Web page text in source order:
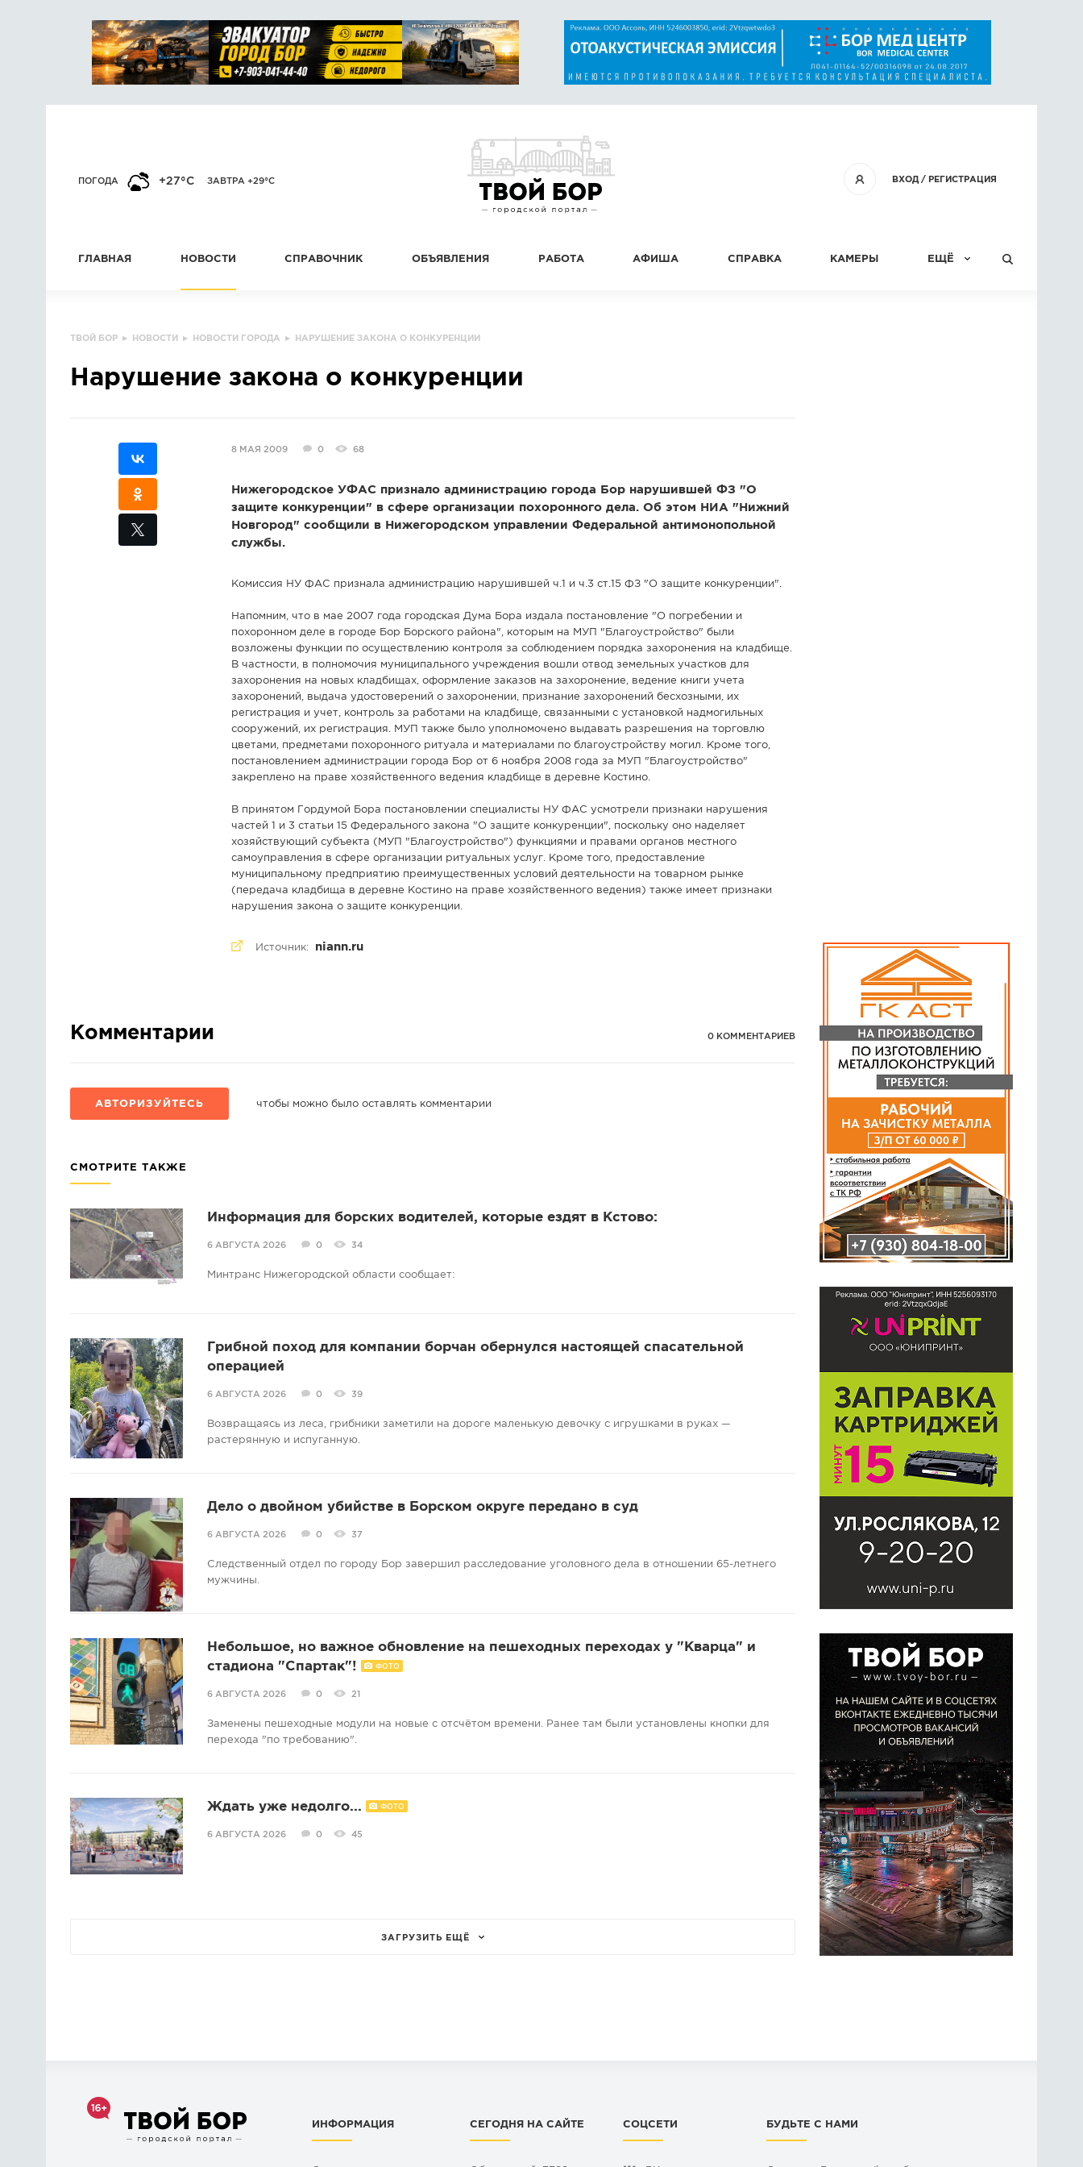
ВХОД/ РЕГИСТРАЦИЯ
ПОГОДА +27°C ЗАВТРА +29°C
ГЛАВНАЯ НОВОСТИ СПРАВОЧНИК ОБЪЯВЛЕНИЯ РАБОТА АФИША СПРАВКА КАМЕРЫ ЕЩЁ
ТВОЙ БОР ▸ НОВОСТИ ▸ НОВОСТИ ГОРОДА ▸ НАРУШЕНИЕ ЗАКОНА О КОНКУРЕНЦИИ
Нарушение закона о конкуренции
8 МАЯ 2009 0 68
Нижегородское УФАС признало администрацию города Бор нарушившей ФЗ "О
защите конкуренции" в сфере организации похоронного дела. Об этом НИА "Нижний
Новгород" сообщили в Нижегородском управлении Федеральной антимонопольной
службы.
Комиссия НУ ФАС признала администрацию нарушившей ч.1 и ч.3 ст.15 ФЗ "О защите конкуренции".
Напомним, что в мае 2007 года городская Дума Бора издала постановление "О погребении и
похоронном деле в городе Бор Борского района", которым на МУП "Благоустройство" были
возложены функции по осуществлению контроля за соблюдением порядка захоронения на кладбище.
В частности, в полномочия муниципального учреждения вошли отвод земельных участков для
захоронения на новых кладбищах, оформление заказов на захоронение, ведение книги учета
захоронений, выдача удостоверений о захоронении, признание захоронений бесхозными, их
регистрация и учет, контроль за работами на кладбище, связанными с установкой надмогильных
сооружений, их регистрация. МУП также было уполномочено выдавать разрешения на торговлю
цветами, предметами похоронного ритуала и материалами по благоустройству могил. Кроме того,
постановлением администрации города Бор от 6 ноября 2008 года за МУП "Благоустройство"
закреплено на праве хозяйственного ведения кладбище в деревне Костино.
В принятом Гордумой Бора постановлении специалисты НУ ФАС усмотрели признаки нарушения
частей 1 и 3 статьи 15 Федерального закона "О защите конкуренции", поскольку оно наделяет
хозяйствующий субъекта (МУП "Благоустройство") функциями и правами органов местного
самоуправления в сфере организации ритуальных услуг. Кроме того, предоставление
муниципальному предприятию преимущественных условий деятельности на товарном рынке
(передача кладбища в деревне Костино на праве хозяйственного ведения) также имеет признаки
нарушения закона о защите конкуренции.
Источник: niann.ru
Комментарии 0 КОММЕНТАРИЕВ
АВТОРИЗУЙТЕСЬ чтобы можно было оставлять комментарии
СМОТРИТЕ ТАКЖЕ
Информация для борских водителей, которые ездят в Кстово:
6 АВГУСТА 2026 0 34
Минтранс Нижегородской области сообщает:
Грибной поход для компании борчан обернулся настоящей спасательной
операцией
6 АВГУСТА 2026 0 39
Возвращаясь из леса, грибники заметили на дороге маленькую девочку с игрушками в руках —
растерянную и испуганную.
Дело о двойном убийстве в Борском округе передано в суд
6 АВГУСТА 2026 0 37
Следственный отдел по городу Бор завершил расследование уголовного дела в отношении 65-летнего
мужчины.
Небольшое, но важное обновление на пешеходных переходах у "Кварца" и
стадиона "Спартак"!
ФОТО
6 АВГУСТА 2026 0 21
Заменены пешеходные модули на новые с отсчётом времени. Ранее там были установлены кнопки для
перехода "по требованию".
Ждать уже недолго... ФОТО
6 АВГУСТА 2026 0 45
ЗАГРУЗИТЬ ЕЩЁ
ИНФОРМАЦИЯ СЕГОДНЯ НА САЙТЕ СОЦСЕТИ БУДЬТЕ С НАМИ